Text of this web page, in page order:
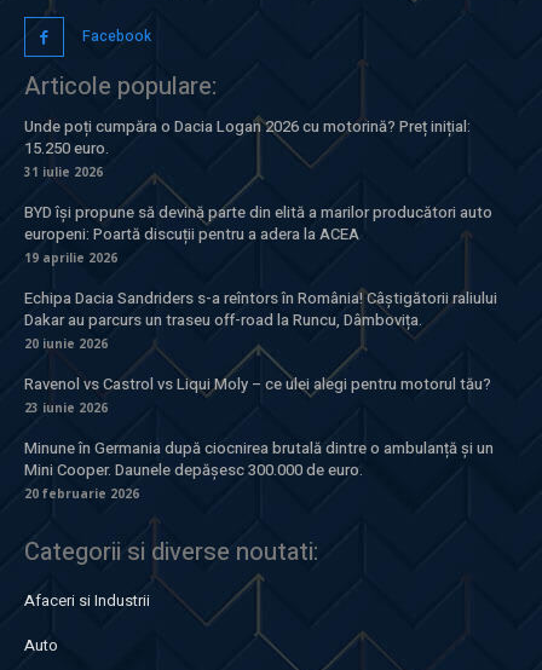
Facebook
Articole populare:
Unde poți cumpăra o Dacia Logan 2026 cu motorină? Preț inițial:
15.250 euro.
31 iulie 2026
BYD își propune să devină parte din elită a marilor producători auto
europeni: Poartă discuții pentru a adera la ACEA
19 aprilie 2026
Echipa Dacia Sandriders s-a reîntors în România! Câștigătorii raliului
Dakar au parcurs un traseu off-road la Runcu, Dâmbovița.
20 iunie 2026
Ravenol vs Castrol vs Liqui Moly – ce ulei alegi pentru motorul tău?
23 iunie 2026
Minune în Germania după ciocnirea brutală dintre o ambulanță și un
Mini Cooper. Daunele depășesc 300.000 de euro.
20 februarie 2026
Categorii si diverse noutati:
Afaceri si Industrii
Auto